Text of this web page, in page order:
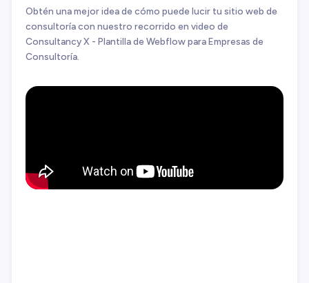
Obtén una mejor idea de cómo puede lucir tu sitio web de
consultoría con nuestro recorrido en video de
Consultancy X - Plantilla de Webflow para Empresas de
Consultoría.